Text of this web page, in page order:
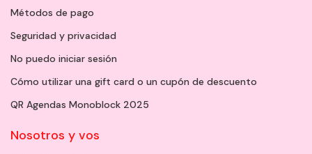
Métodos de pago
Seguridad y privacidad
No puedo iniciar sesión
Cómo utilizar una gift card o un cupón de descuento
QR Agendas Monoblock 2025
Nosotros y vos